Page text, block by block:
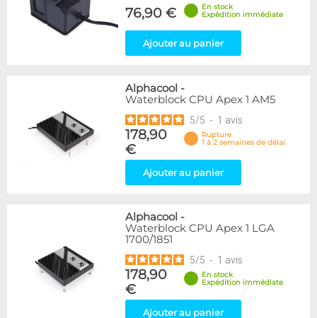
76,90 €
En stock
Expédition immédiate
Ajouter au panier
Alphacool -
Waterblock CPU Apex 1 AM5
5/5 - 1 avis
178,90
€
Rupture
1 à 2 semaines de délai
Ajouter au panier
Alphacool -
Waterblock CPU Apex 1 LGA
1700/1851
5/5 - 1 avis
178,90
€
En stock
Expédition immédiate
Ajouter au panier